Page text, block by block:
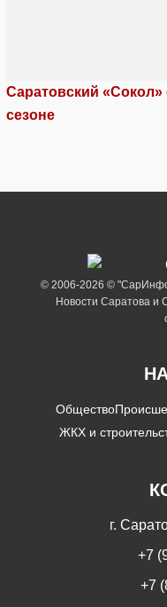
Саратовский
сезоне
© 2006-2026 ©
Новости Саратова и
Общество
ЖКХ и
г.
+7
+7